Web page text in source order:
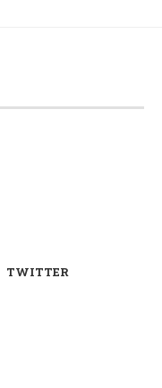
TWITTER